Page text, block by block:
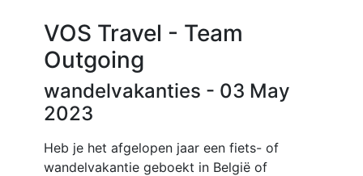
VOS Travel - Team
Outgoing
wandelvakanties - 03 May
2023
Heb je het afgelopen jaar een fiets- of
wandelvakantie geboekt in België of